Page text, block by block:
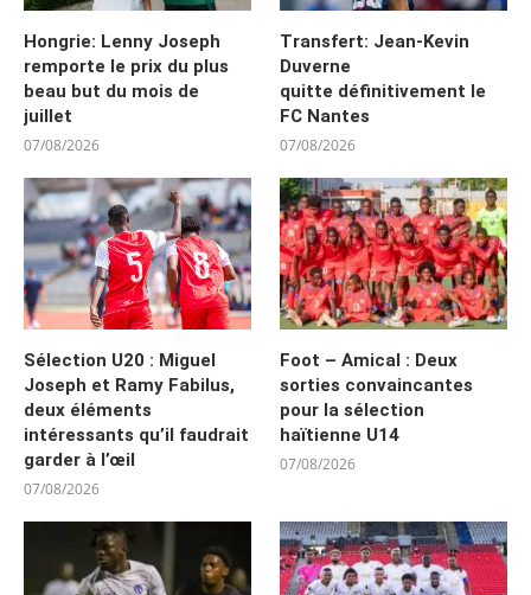
Hongrie: Lenny Joseph
remporte le prix du plus
beau but du mois de
juillet
07/08/2026
Transfert: Jean-Kevin
Duverne
quitte définitivement le
FC Nantes
07/08/2026
Sélection U20 : Miguel
Joseph et Ramy Fabilus,
deux éléments
intéressants qu’il faudrait
garder à l’œil
07/08/2026
Foot – Amical : Deux
sorties convaincantes
pour la sélection
haïtienne U14
07/08/2026